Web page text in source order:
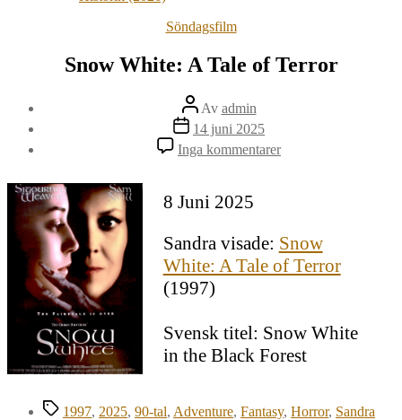
Kategorier
Söndagsfilm
Snow White: A Tale of Terror
Inläggsförfattare
Av admin
Inläggsdatum
14 juni 2025
Inga kommentarertill
Snow
Terror
8 Juni 2025
Sandra visade: Snow
White: A Tale of Terror
(1997)
Svensk titel: Snow White
in the Black Forest
Etiketter
1997, 2025, 90-tal, Adventure, Fantasy, Horror, Sandra